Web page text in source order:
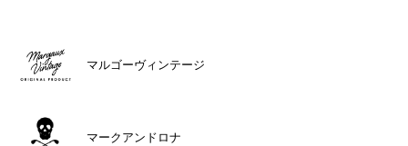
マルゴーヴィンテージ
マークアンドロナ